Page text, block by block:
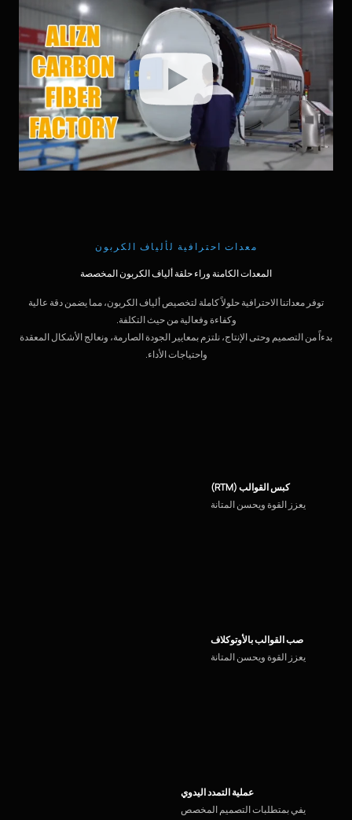
معدات احترافية لألياف الكربون
المعدات الكامنة وراء حلقة ألياف الكربون المخصصة
توفر معداتنا الاحترافية حلولاً كاملة لتخصيص ألياف الكربون، مما يضمن دقة عالية
وكفاءة وفعالية من حيث التكلفة.
بدءاً من التصميم وحتى الإنتاج، نلتزم بمعايير الجودة الصارمة، ونعالج الأشكال المعقدة
واحتياجات الأداء.
كبس القوالب (RTM)
يعزز القوة ويحسن المتانة
صب القوالب بالأوتوكلاف
يعزز القوة ويحسن المتانة
عملية التمدد اليدوي
يفي بمتطلبات التصميم المخصص